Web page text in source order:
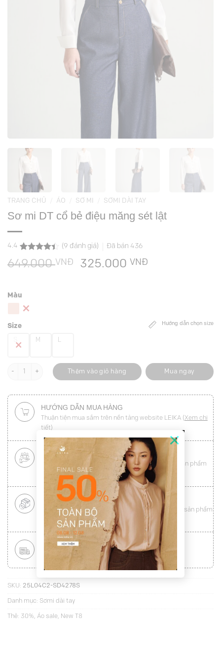
×
TRANG CHỦ ÁO SƠ MI SƠMI DÀI TAY
Sơ mi DT cổ bẻ điệu măng sét lật
4.4
4.4
trên 5
dựa trên
9
(9 đánh giá) Đã bán 436
649.000VNĐ
Giá
325.000 VNĐ
Hướng dẫn chọn size
Màu
Size
M L
Sơ mi DT cổ bẻ điệu măng sét lật số lượng
Thêm vào giỏ hàng Mua ngay
HƯỚNG DẪN MUA HÀNG
Thuận tiện mua sắm trên nền tảng website LEIKA (Xem chi
tiết)
CHÍNH SÁCH KHÁCH HÀNG THÂN THIẾT
hài lòng toàn vẹn từ sản phẩm
đến dịch vụ ( Xem chi tiết
ĐỔI HÀNG NHANH CHÓNG
Được đổi trả hàng nhanh chóng lên tới15 ngày
cho sản phẩm
Xem chi tiết)
MIỄN PHÍ VẬN CHUYỂN TOÀN QUỐC
Áp dụng với hóa đơn từ 300.000Đ Xem chi tiết
SKU: 25L04C2-SD4278S
Danh mục: Sơmi dài tay
Thẻ: 30%, Áo sale, New T8